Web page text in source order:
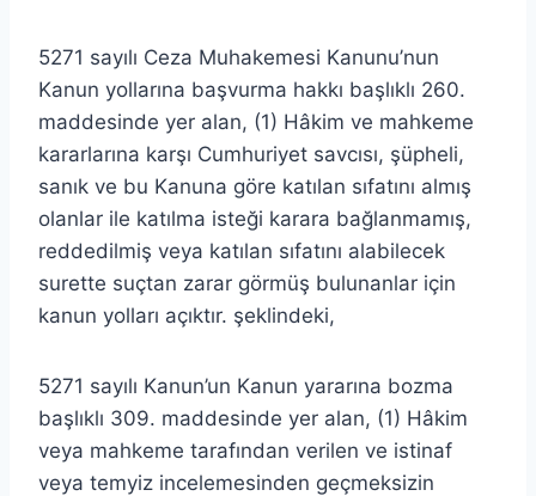
5271 sayılı Ceza Muhakemesi Kanunu’nun
Kanun yollarına başvurma hakkı başlıklı 260.
maddesinde yer alan, (1) Hâkim ve mahkeme
kararlarına karşı Cumhuriyet savcısı, şüpheli,
sanık ve bu Kanuna göre katılan sıfatını almış
olanlar ile katılma isteği karara bağlanmamış,
reddedilmiş veya katılan sıfatını alabilecek
surette suçtan zarar görmüş bulunanlar için
kanun yolları açıktır. şeklindeki,
5271 sayılı Kanun’un Kanun yararına bozma
başlıklı 309. maddesinde yer alan, (1) Hâkim
veya mahkeme tarafından verilen ve istinaf
veya temyiz incelemesinden geçmeksizin